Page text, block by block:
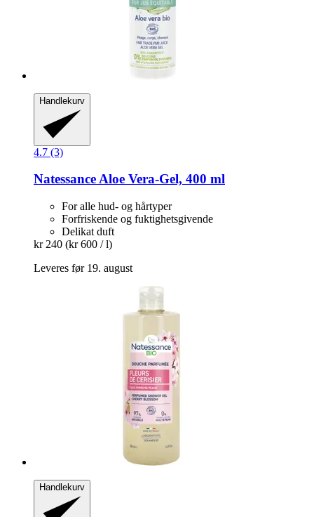
Handlekurv
4.7 (3)
NatessanceAloe Vera-​Gel, 400 ml
For alle hud- og hårtyper
Forfriskende og fuktighetsgivende
Delikat duft
kr 240 (kr 600 / l)
Leveres før 19. august
Handlekurv